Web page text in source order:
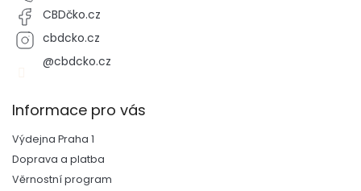
CBDčko.cz
cbdcko.cz
@cbdcko.cz
Informace pro vás
Výdejna Praha 1
Doprava a platba
Věrnostní program